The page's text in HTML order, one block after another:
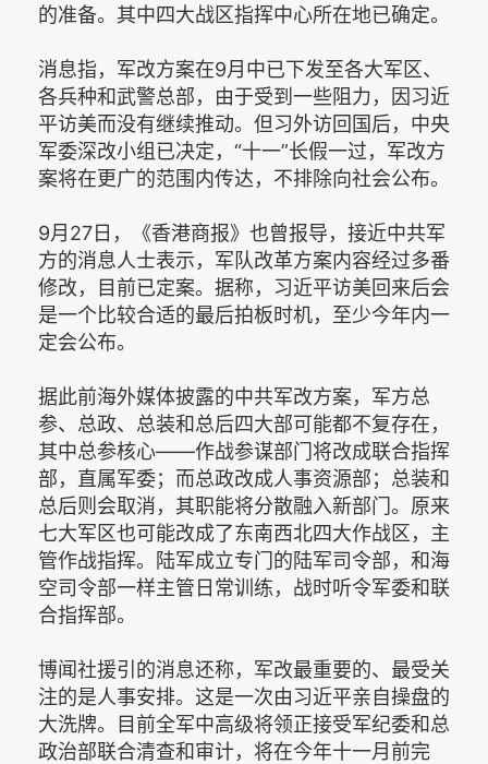
的准备。其中四大战区指挥中心所在地已确定。
消息指，军改方案在9月中已下发至各大军区、
各兵种和武警总部，由于受到一些阻力，因习近
平访美而没有继续推动。但习外访回国后，中央
军委深改小组已决定，“十一”长假一过，军改方
案将在更广的范围内传达，不排除向社会公布。
9月27日，《香港商报》也曾报导，接近中共军
方的消息人士表示，军队改革方案内容经过多番
修改，目前已定案。据称，习近平访美回来后会
是一个比较合适的最后拍板时机，至少今年内一
定会公布。
据此前海外媒体披露的中共军改方案，军方总
参、总政、总装和总后四大部可能都不复存在，
其中总参核心——作战参谋部门将改成联合指挥
部，直属军委；而总政改成人事资源部；总装和
总后则会取消，其职能将分散融入新部门。原来
七大军区也可能改成了东南西北四大作战区，主
管作战指挥。陆军成立专门的陆军司令部，和海
空司令部一样主管日常训练，战时听令军委和联
合指挥部。
博闻社援引的消息还称，军改最重要的、最受关
注的是人事安排。这是一次由习近平亲自操盘的
大洗牌。目前全军中高级将领正接受军纪委和总
政治部联合清查和审计，将在今年十一月前完